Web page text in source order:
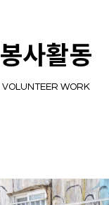
봉사활동
VOLUNTEER WORK